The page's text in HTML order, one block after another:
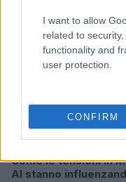
I want to allow
related to
functionality and
user protection.
CONFIRM
Come le tensioni in
AI stanno